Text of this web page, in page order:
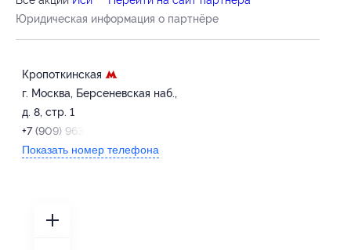
Юридическая информация о партнёре
Кропоткинская
г. Москва, Берсеневская наб.,
д. 8, стр. 1
+7 (909) 963-94-78
Показать номер телефона